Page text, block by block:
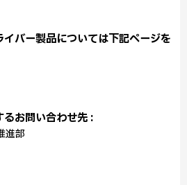
バー製品については下記ページを
お問い合わせ先 :
進部